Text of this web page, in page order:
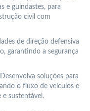
e guindastes, para
civil com
de direção defensiva
garantindo a segurança
soluções para
o fluxo de veículos e
e sustentável.